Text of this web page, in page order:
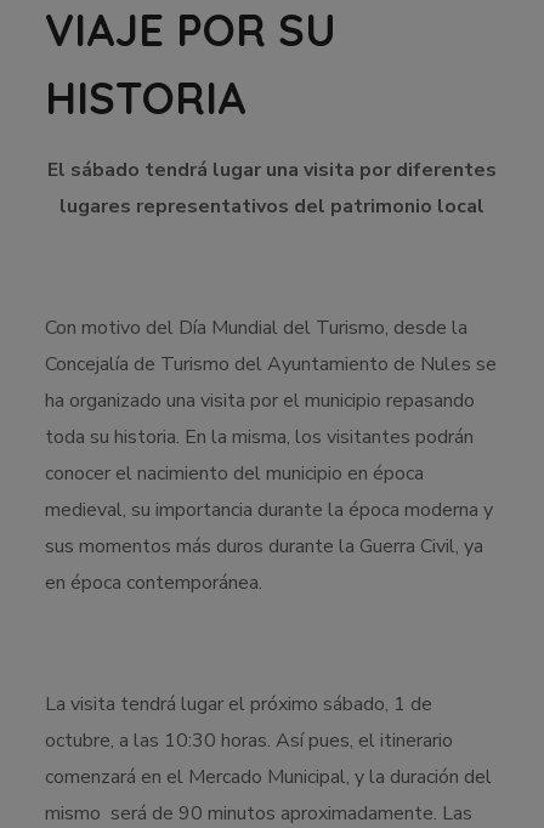
VIAJE POR SU
HISTORIA
El sábado tendrá lugar una visita por diferentes
lugares representativos del patrimonio local
Con motivo del Día Mundial del Turismo, desde la
Concejalía de Turismo del Ayuntamiento de Nules se
ha organizado una visita por el municipio repasando
toda su historia. En la misma, los visitantes podrán
conocer el nacimiento del municipio en época
medieval, su importancia durante la época moderna y
sus momentos más duros durante la Guerra Civil, ya
en época contemporánea.
La visita tendrá lugar el próximo sábado, 1 de
octubre, a las 10:30 horas. Así pues, el itinerario
comenzará en el Mercado Municipal, y la duración del
mismo será de 90 minutos aproximadamente. Las